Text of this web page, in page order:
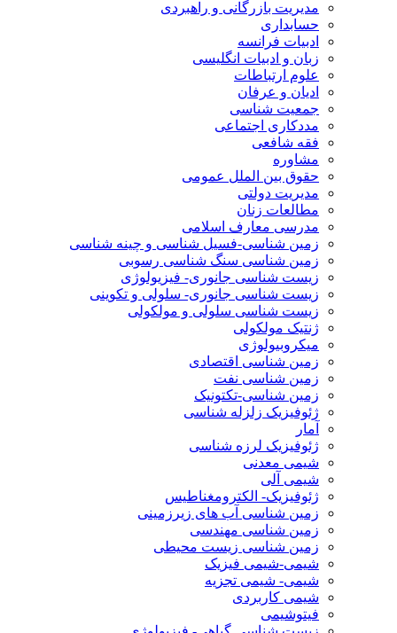
مدیریت بازرگانی و راهبردی
حسابداری
ادبیات فرانسه
زبان و ادبیات انگلیسی
علوم ارتباطات
ادیان و عرفان
جمعیت شناسی
مددکاری اجتماعی
فقه شافعی
مشاوره
حقوق بین الملل عمومی
مدیریت دولتی
مطالعات زنان
مدرسی معارف اسلامی
زمین شناسی-فسیل شناسی و چینه شناسی
زمین شناسی سنگ شناسی رسوبی
زیست شناسی جانوری- فیزیولوژی
زیست شناسی جانوری- سلولی و تکوینی
زیست شناسی سلولی و مولکولی
ژنتیک مولکولی
میکروبیولوژی
زمین شناسی اقتصادی
زمین شناسی نفت
زمین شناسی-تکتونیک
ژئوفیزیک زلزله شناسی
آمار
ژئوفیزیک لرزه شناسی
شیمی معدنی
شیمی آلی
ژئوفیزیک- الکترومغناطیس
زمین شناسی آب های زیرزمینی
زمین شناسی مهندسی
زمین شناسی زیست محیطی
شیمی-شیمی فیزیک
شیمی- شیمی تجزیه
شیمی کاربردی
فیتوشیمی